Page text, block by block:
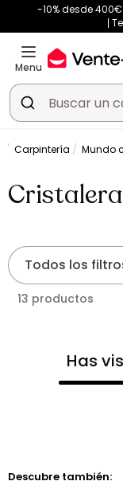
-10% desde
Menu
Carpintería Mundo
Todos los
13 productos
Has
Descubre también: